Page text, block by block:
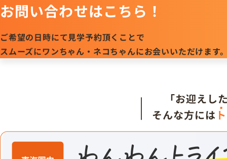
お問い合わせはこちら！
ご希望の日時にて見学予約頂くことで
スムーズにワンちゃん・ネコちゃんにお会いいただけます。
「お迎えし
そんな方には